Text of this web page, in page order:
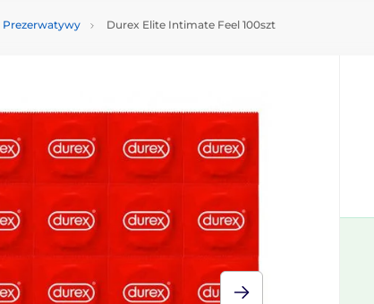
Prezerwatywy Durex Elite Intimate Feel 100szt